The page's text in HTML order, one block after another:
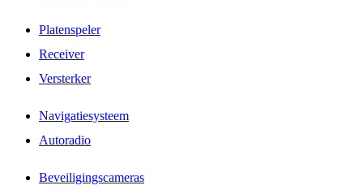
Platenspeler
Receiver
Versterker
Navigatiesysteem
Autoradio
Beveiligingscameras